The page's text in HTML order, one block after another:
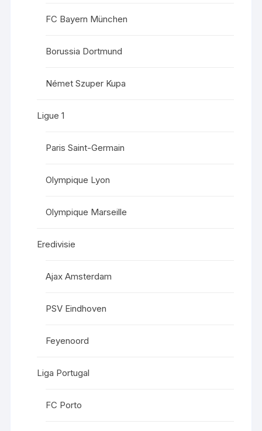
FC Bayern München
Borussia Dortmund
Német Szuper Kupa
Ligue 1
Paris Saint-Germain
Olympique Lyon
Olympique Marseille
Eredivisie
Ajax Amsterdam
PSV Eindhoven
Feyenoord
Liga Portugal
FC Porto